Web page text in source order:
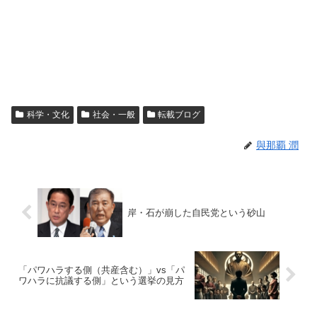
科学・文化 社会・一般 転載ブログ
與那覇 潤
岸・石が崩した自民党という砂山
「パワハラする側（共産含む）」vs「パ
ワハラに抗議する側」という選挙の見方